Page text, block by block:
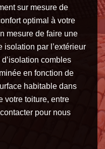
sur mesure de
optimal à votre
mesure de faire une
isolation par l’extérieur
combles
en fonction de
habitable dans
votre toiture, entre
pour nous